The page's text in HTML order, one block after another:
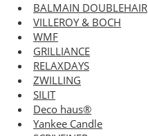
BALMAIN DOUBLEHAIR
VILLEROY & BOCH
WMF
GRILLIANCE
RELAXDAYS
ZWILLING
SILIT
Deco haus®
Yankee Candle